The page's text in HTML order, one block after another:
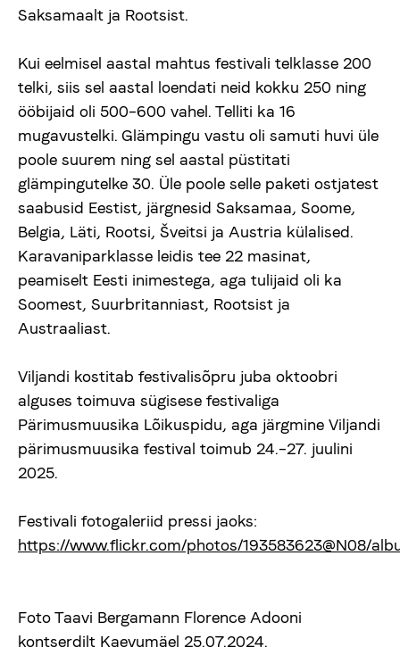
Saksamaalt ja Rootsist.
Kui eelmisel aastal mahtus festivali telklasse 200
telki, siis sel aastal loendati neid kokku 250 ning
ööbijaid oli 500–600 vahel. Telliti ka 16
mugavustelki. Glämpingu vastu oli samuti huvi üle
poole suurem ning sel aastal püstitati
glämpingutelke 30. Üle poole selle paketi ostjatest
saabusid Eestist, järgnesid Saksamaa, Soome,
Belgia, Läti, Rootsi, Šveitsi ja Austria külalised.
Karavaniparklasse leidis tee 22 masinat,
peamiselt Eesti inimestega, aga tulijaid oli ka
Soomest, Suurbritanniast, Rootsist ja
Austraaliast.
Viljandi kostitab festivalisõpru juba oktoobri
alguses toimuva sügisese festivaliga
Pärimusmuusika Lõikuspidu, aga järgmine Viljandi
pärimusmuusika festival toimub 24.–27. juulini
2025.
Festivali fotogaleriid pressi jaoks:
https://www.flickr.com/photos/193583623@N08/
Foto Taavi Bergamann Florence Adooni
kontserdilt Kaevumäel 25.07.2024.